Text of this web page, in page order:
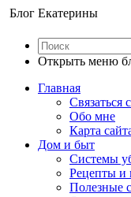
Блог Екатерины
Открыть меню
Главная
Связаться
Обо мне
Карта
Дом и быт
Системы
Рецепты и
Полезные